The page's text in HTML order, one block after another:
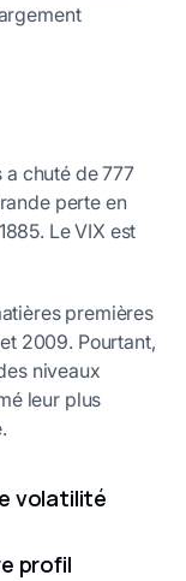
chuté de 777
perte en
Le VIX est
premières
2009. Pourtant,
niveaux
leur plus
volatilité
profil